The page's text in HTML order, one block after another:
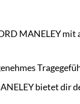
MANELEY
bietet dir